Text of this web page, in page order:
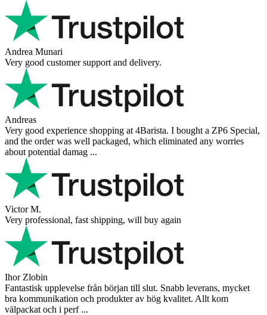
Andrea Munari
Very good customer support and delivery.
Andreas
Very good experience shopping at 4Barista. I bought a ZP6 Special,
and the order was well packaged, which eliminated any worries
about potential damag ...
Victor M.
Very professional, fast shipping, will buy again
Ihor Zlobin
Fantastisk upplevelse från början till slut. Snabb leverans, mycket
bra kommunikation och produkter av hög kvalitet. Allt kom
välpackat och i perf ...